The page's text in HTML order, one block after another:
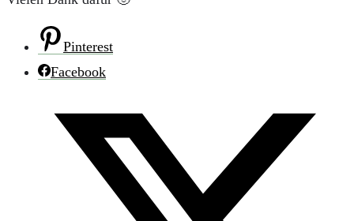
Pinterest
Facebook